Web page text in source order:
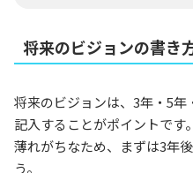
将来のビジョンの書き
将来のビジョンは、3年・5
記入することがポイントです
薄れがちなため、まずは3年
う。